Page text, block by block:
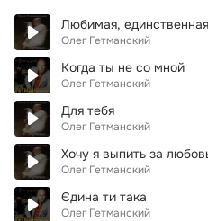
Любимая,
Олег Гетманский
Когда ты не со мной
Олег Гетманский
Для тебя
Олег Гетманский
Хочу я выпить за
Олег Гетманский
Єдина ти така
Олег Гетманский